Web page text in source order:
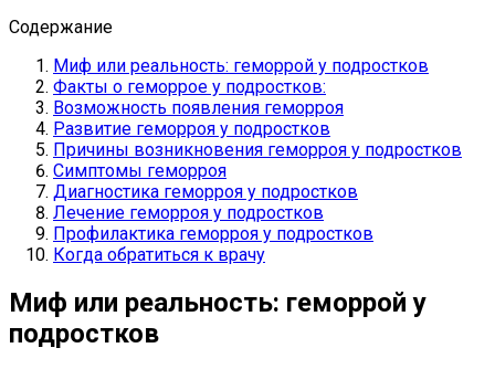
Содержание
Миф или реальность: геморрой у подростков
Факты о геморрое у подростков:
Возможность появления геморроя
Развитие геморроя у подростков
Причины возникновения геморроя у подростков
Симптомы геморроя
Диагностика геморроя у подростков
Лечение геморроя у подростков
Профилактика геморроя у подростков
Когда обратиться к врачу
Миф или реальность: геморрой у
подростков